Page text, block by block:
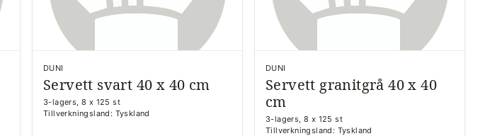
DUNI
Servett svart 40 x 40 cm
3-lagers, 8 x 125 st
Tillverkningsland: Tyskland
DUNI
Servett granitgrå 40 x 40
cm
3-lagers, 8 x 125 st
Tillverkningsland: Tyskland